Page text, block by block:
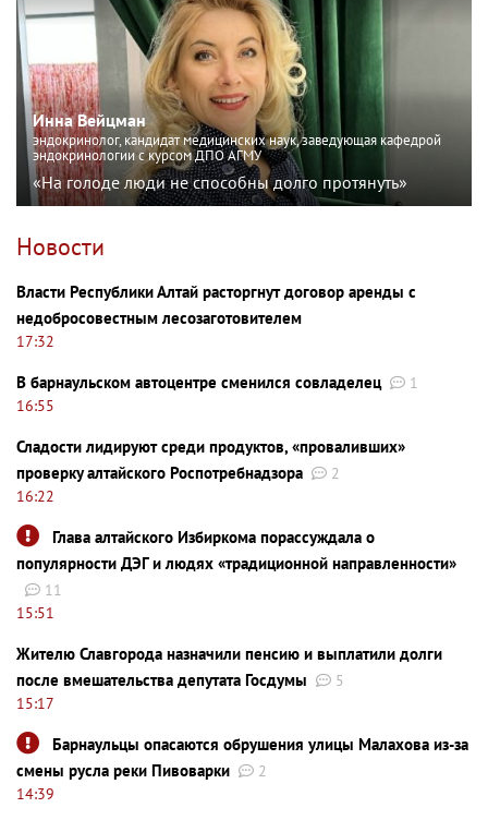
Инна Вейцман
эндокринолог, кандидат медицинских наук, заведующая кафедрой
эндокринологии с курсом ДПО АГМУ
«На голоде люди не способны долго протянуть»
Новости
Власти Республики Алтай расторгнут договор аренды с
недобросовестным лесозаготовителем
17:32
В барнаульском автоцентре сменился совладелец
1
16:55
Сладости лидируют среди продуктов, «проваливших»
проверку алтайского Роспотребнадзора
2
16:22
Глава алтайского Избиркома порассуждала о
популярности ДЭГ и людях «традиционной направленности»
11
15:51
Жителю Славгорода назначили пенсию и выплатили долги
после вмешательства депутата Госдумы
5
15:17
Барнаульцы опасаются обрушения улицы Малахова из-за
смены русла реки Пивоварки
2
14:39